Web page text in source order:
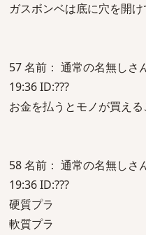
ガスボンベは底に穴を開
57 名前： 通常の名無しさ
19:36 ID:???
お金を払うとモノが買える
58 名前： 通常の名無しさ
19:36 ID:???
硬質プラ
軟質プラ